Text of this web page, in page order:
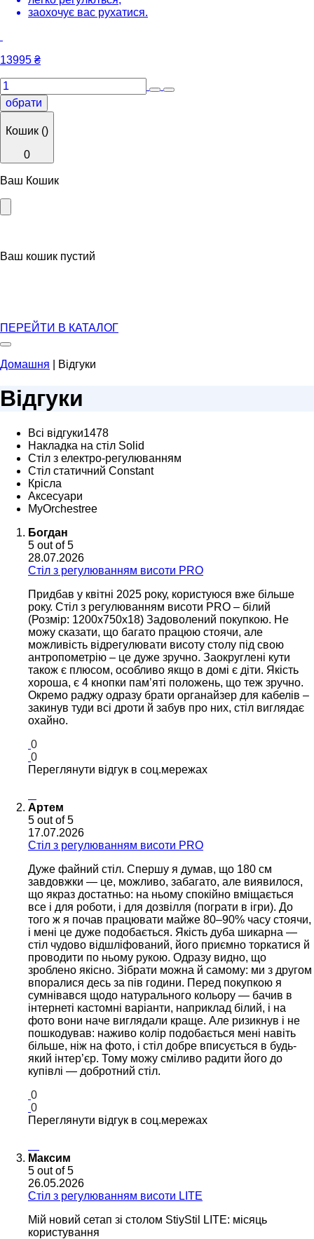
заохочує вас рухатися.
13995 ₴
обрати
Кошик ()
0
Ваш Кошик
Ваш кошик пустий
ПЕРЕЙТИ В КАТАЛОГ
Домашня Відгуки
Відгуки
Всі відгуки1478
Накладка на стіл Solid
Стіл з електро-регулюванням
Стіл статичний Constant
Крісла
Аксесуари
MyOrchestree
Богдан
5 out of 5
28.07.2026
Cтіл з регулюванням висоти PRO
Придбав у квітні 2025 року, користуюся вже більше
року. Cтіл з регулюванням висоти PRO – білий
(Розмір: 1200x750x18) Задоволений покупкою. Не
можу сказати, що багато працюю стоячи, але
можливість відрегулювати висоту столу під свою
антропометрію – це дуже зручно. Заокруглені кути
також є плюсом, особливо якщо в домі є діти. Якість
хороша, є 4 кнопки пам’яті положень, що теж зручно.
Окремо раджу одразу брати органайзер для кабелів –
закинув туди всі дроти й забув про них, стіл виглядає
охайно.
0
0
Переглянути відгук в соц.мережах
Артем
5 out of 5
17.07.2026
Cтіл з регулюванням висоти PRO
Дуже файний стіл. Спершу я думав, що 180 см
завдовжки — це, можливо, забагато, але виявилося,
що якраз достатньо: на ньому спокійно вміщається
все і для роботи, і для дозвілля (пограти в ігри). До
того ж я почав працювати майже 80–90% часу стоячи,
і мені це дуже подобається. Якість дуба шикарна —
стіл чудово відшліфований, його приємно торкатися й
проводити по ньому рукою. Одразу видно, що
зроблено якісно. Зібрати можна й самому: ми з другом
впоралися десь за пів години. Перед покупкою я
сумнівався щодо натурального кольору — бачив в
інтернеті кастомні варіанти, наприклад білий, і на
фото вони наче виглядали краще. Але ризикнув і не
пошкодував: наживо колір подобається мені навіть
більше, ніж на фото, і стіл добре вписується в будь-
який інтер’єр. Тому можу сміливо радити його до
купівлі — добротний стіл.
0
0
Переглянути відгук в соц.мережах
Максим
5 out of 5
26.05.2026
Стіл з регулюванням висоти LITE
Мій новий сетап зі столом StiyStil LITE: місяць
користування